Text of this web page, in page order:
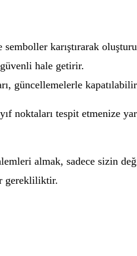
karıştırarak
hale getirir.
güncellemelerle
noktaları tespit etmenize
almak, sadece sizin
gerekliliktir.